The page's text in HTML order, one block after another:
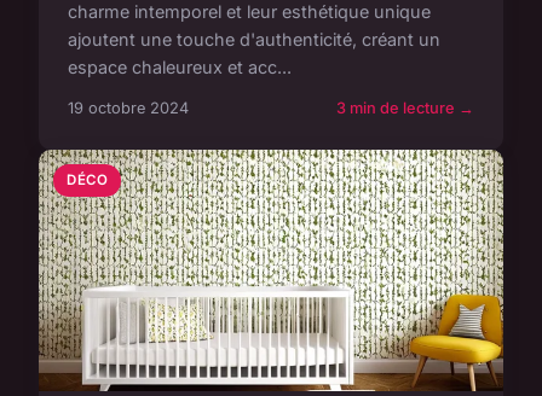
charme intemporel et leur esthétique unique
ajoutent une touche d'authenticité, créant un
espace chaleureux et acc...
19 octobre 2024 3 min de lecture →
DÉCO